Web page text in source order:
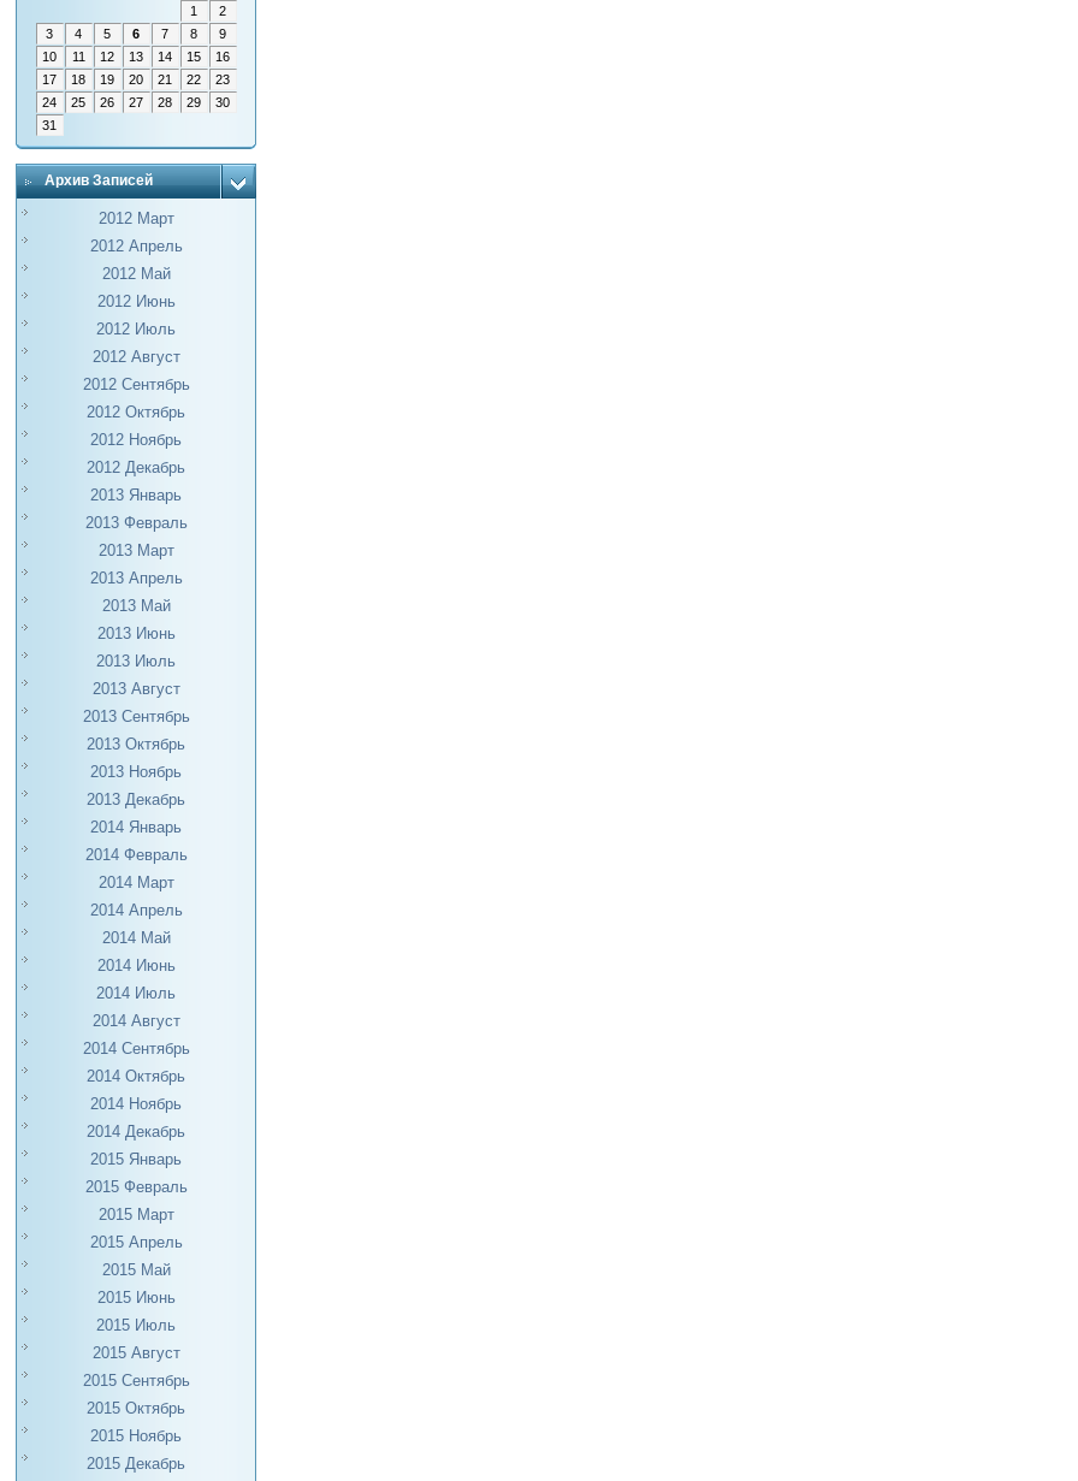
1
2
3
4 5 6 7 8
9
10
11 12 13 14 15
16
17
18 19 20 21 22
23
24
25 26 27 28 29
30
31
Архив Записей
2012 Март
2012 Апрель
2012 Май
2012 Июнь
2012 Июль
2012 Август
2012 Сентябрь
2012 Октябрь
2012 Ноябрь
2012 Декабрь
2013 Январь
2013 Февраль
2013 Март
2013 Апрель
2013 Май
2013 Июнь
2013 Июль
2013 Август
2013 Сентябрь
2013 Октябрь
2013 Ноябрь
2013 Декабрь
2014 Январь
2014 Февраль
2014 Март
2014 Апрель
2014 Май
2014 Июнь
2014 Июль
2014 Август
2014 Сентябрь
2014 Октябрь
2014 Ноябрь
2014 Декабрь
2015 Январь
2015 Февраль
2015 Март
2015 Апрель
2015 Май
2015 Июнь
2015 Июль
2015 Август
2015 Сентябрь
2015 Октябрь
2015 Ноябрь
2015 Декабрь